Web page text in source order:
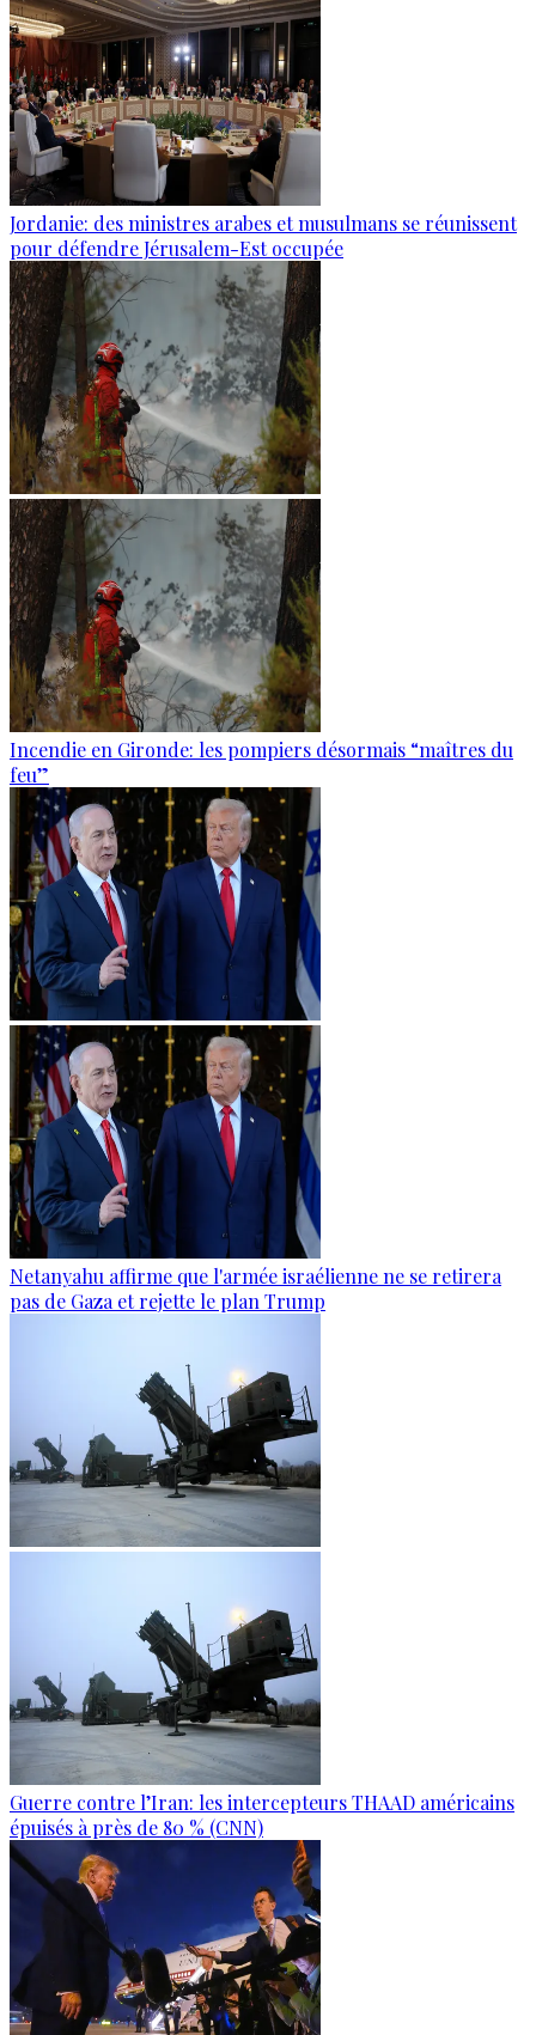
Jordanie: des ministres arabes et musulmans se réunissent
pour défendre Jérusalem-Est occupée
Incendie en Gironde: les pompiers désormais “maîtres du
feu”
Netanyahu affirme que l'armée israélienne ne se retirera
pas de Gaza et rejette le plan Trump
Guerre contre l’Iran: les intercepteurs THAAD américains
épuisés à près de 80 % (CNN)